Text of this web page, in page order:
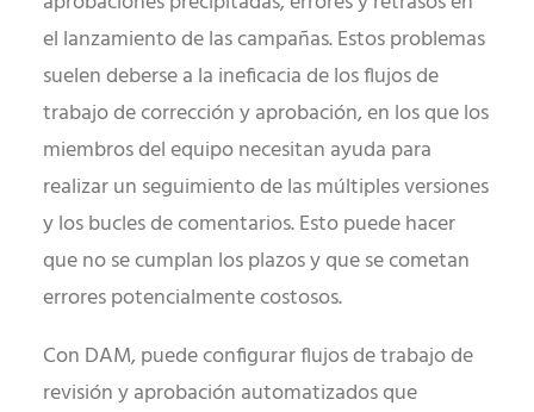
el lanzamiento de las campañas. Estos problemas
suelen deberse a la ineficacia de los flujos de
trabajo de corrección y aprobación, en los que los
miembros del equipo necesitan ayuda para
realizar un seguimiento de las múltiples versiones
y los bucles de comentarios. Esto puede hacer
que no se cumplan los plazos y que se cometan
errores potencialmente costosos.
Con DAM, puede configurar flujos de trabajo de
revisión y aprobación automatizados que